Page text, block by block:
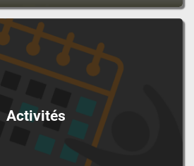
Activités